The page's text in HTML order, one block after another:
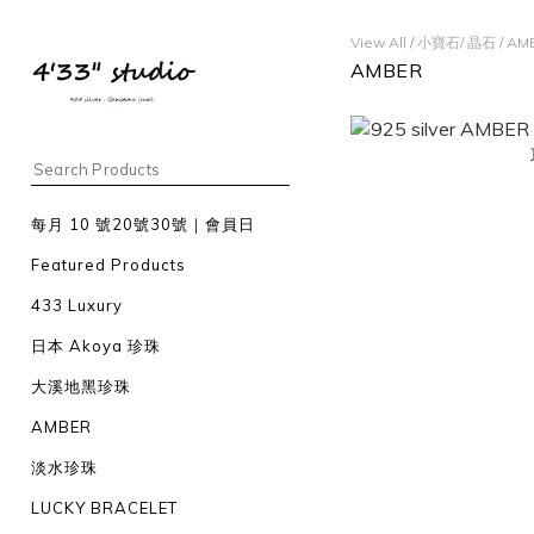
每月 10 號20號30號｜會員日
Featured Products
433 Luxury
日本 Akoya 珍珠
大溪地黑珍珠
AMBER
淡水珍珠
LUCKY BRACELET
View All /小寶石/ 晶石/
AMBER